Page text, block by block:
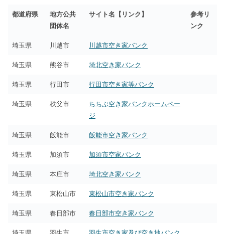
都道府県
地方公共
団体名
サイト名【リンク】
参考リ
ンク
埼玉県 川越市 川越市空き家バンク
埼玉県 熊谷市 埼北空き家バンク
埼玉県 行田市 行田市空き家等バンク
埼玉県 秩父市
ちちぶ空き家バンクホームペー
ジ
埼玉県 飯能市 飯能市空き家バンク
埼玉県 加須市 加須市空家バンク
埼玉県 本庄市 埼北空き家バンク
埼玉県 東松山市 東松山市空き家バンク
埼玉県 春日部市 春日部市空き家バンク